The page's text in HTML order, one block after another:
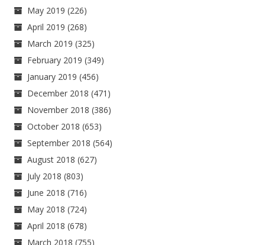
May 2019 (226)
April 2019 (268)
March 2019 (325)
February 2019 (349)
January 2019 (456)
December 2018 (471)
November 2018 (386)
October 2018 (653)
September 2018 (564)
August 2018 (627)
July 2018 (803)
June 2018 (716)
May 2018 (724)
April 2018 (678)
March 2018 (755)